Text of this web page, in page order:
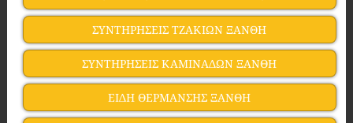
ΣΥΝΤΗΡΗΣΕΙΣ ΤΖΑΚΙΩΝ ΞΑΝΘΗ
ΣΥΝΤΗΡΗΣΕΙΣ ΚΑΜΙΝΑΔΩΝ ΞΑΝΘΗ
ΕΙΔΗ ΘΕΡΜΑΝΣΗΣ ΞΑΝΘΗ